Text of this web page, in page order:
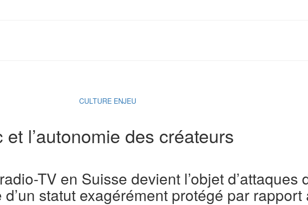
CULTURE ENJEU
l’autonomie des créateurs
TV en Suisse devient l’objet d’attaques
statut exagérément protégé par